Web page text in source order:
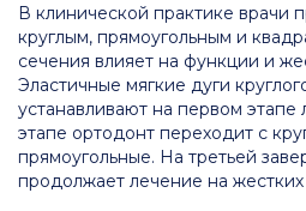
В клинической практике врачи
круглым, прямоугольным и
сечения влияет на функции и
Эластичные мягкие дуги
устанавливают на первом этапе
этапе ортодонт переходит с
прямоугольные. На третьей
продолжает лечение на жестких